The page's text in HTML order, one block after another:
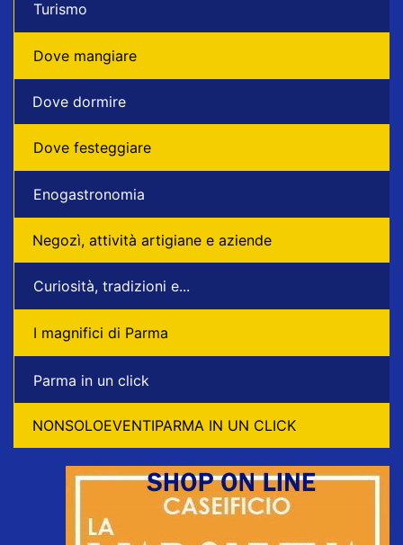
Turismo
Dove mangiare
Dove dormire
Dove festeggiare
Enogastronomia
Negozì, attività artigiane e aziende
Curiosità, tradizioni e...
I magnifici di Parma
Parma in un click
NONSOLOEVENTIPARMA IN UN CLICK